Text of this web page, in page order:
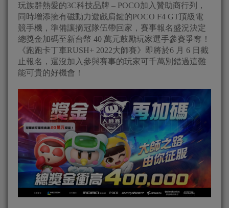
玩族群熱愛的3C科技品牌 – POCO加入贊助商行列，
同時增添擁有磁動力遊戲肩鍵的POCO F4 GT頂級電
競手機，準備讓摘冠隊伍帶回家，賽事報名盛況決定
總獎金加碼至新台幣 40 萬元鼓勵玩家選手參賽爭奪！
《跑跑卡丁車RUSH+ 2022大師賽》即將於6 月 6 日截
止報名，還沒加入參與賽事的玩家可千萬別錯過這難
能可貴的好機會！